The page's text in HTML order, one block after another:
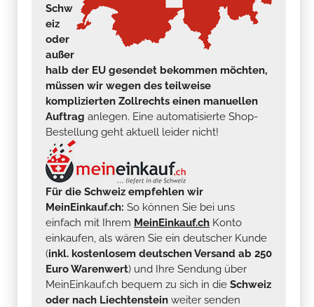
Schw
eiz
oder
außer
halb der EU gesendet bekommen möchten,
müssen wir wegen des teilweise
komplizierten Zollrechts einen manuellen
Auftrag anlegen. Eine automatisierte Shop-
Bestellung geht aktuell leider nicht!
Für die Schweiz empfehlen wir
MeinEinkauf.ch: So können Sie bei uns
einfach mit Ihrem MeinEinkauf.ch Konto
einkaufen, als wären Sie ein deutscher Kunde
(inkl. kostenlosem deutschen Versand ab 250
Euro Warenwert) und Ihre Sendung über
MeinEinkauf.ch bequem zu sich in die Schweiz
oder nach Liechtenstein weiter senden